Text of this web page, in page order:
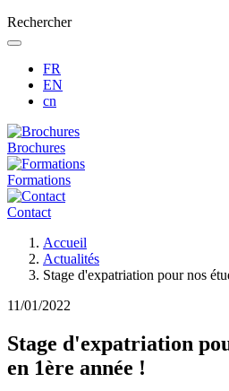
Rechercher
FR
EN
cn
Brochures
Formations
Contact
d'Ariane
Accueil
Actualités
Stage d'expatriation pour nos
11/01/2022
Stage d'expatriation
en 1ère année !